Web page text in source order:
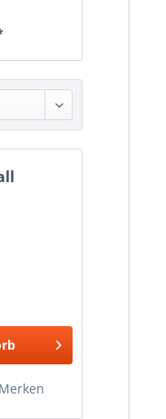
Merken